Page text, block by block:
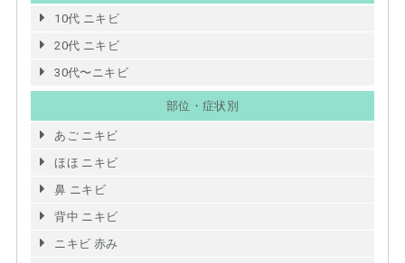
10代 ニキビ
20代 ニキビ
30代〜ニキビ
部位・症状別
あご ニキビ
ほほ ニキビ
鼻 ニキビ
背中 ニキビ
ニキビ 赤み